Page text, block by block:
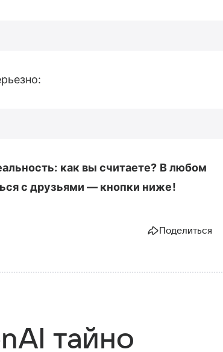
как вы считаете? В любом
с друзьями — кнопки ниже!
Поделиться
тайно